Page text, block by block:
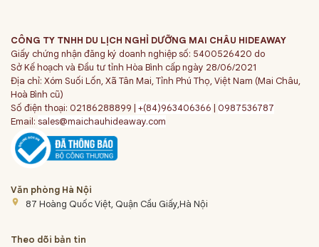
CÔNG TY TNHH DU LỊCH NGHỈ DƯỠNG MAI CHÂU HIDEAWAY
Giấy chứng nhận đăng ký doanh nghiệp số: 5400526420 do
Sở Kế hoạch và Đầu tư tỉnh Hòa Bình cấp ngày 28/06/2021
Địa chỉ: Xóm Suối Lốn, Xã Tân Mai, Tỉnh Phú Thọ, Việt Nam (Mai Châu,
Hoà Bình cũ)
Số điện thoại: 02186288899 | +(84)963406366 | 0987536787
Email: sales@maichauhideaway.com
Văn phòng Hà Nội
place 87 Hoàng Quốc Việt, Quận Cầu Giấy,Hà Nội
Theo dõi bản tin